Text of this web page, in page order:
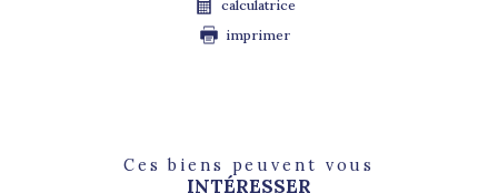
calculatrice
imprimer
Ces biens peuvent vous
INTÉRESSER